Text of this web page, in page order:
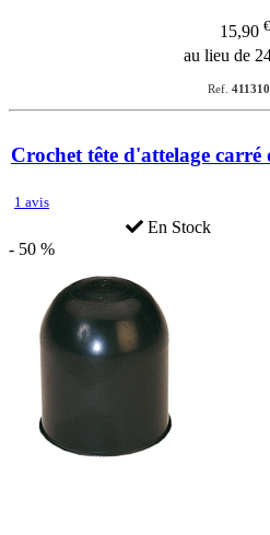
15,90 €
au lieu de
Ref.
Crochet tête d'attelage carré
1 avis
En Stock
- 50 %